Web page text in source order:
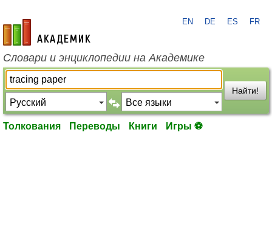
academic.ru
EN DE ES FR
Словари и энциклопедии на Академике
Найти!
Толкования Переводы Книги Игры ⚽